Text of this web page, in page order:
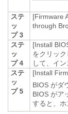
ステ
ッ
プ 3
[Firmware
through
ステ
ッ
プ 4
[Install
をクリッ
して、イ
ステ
ッ
プ 5
[Install
BIOS がダ
BIOS がア
すると、ホ